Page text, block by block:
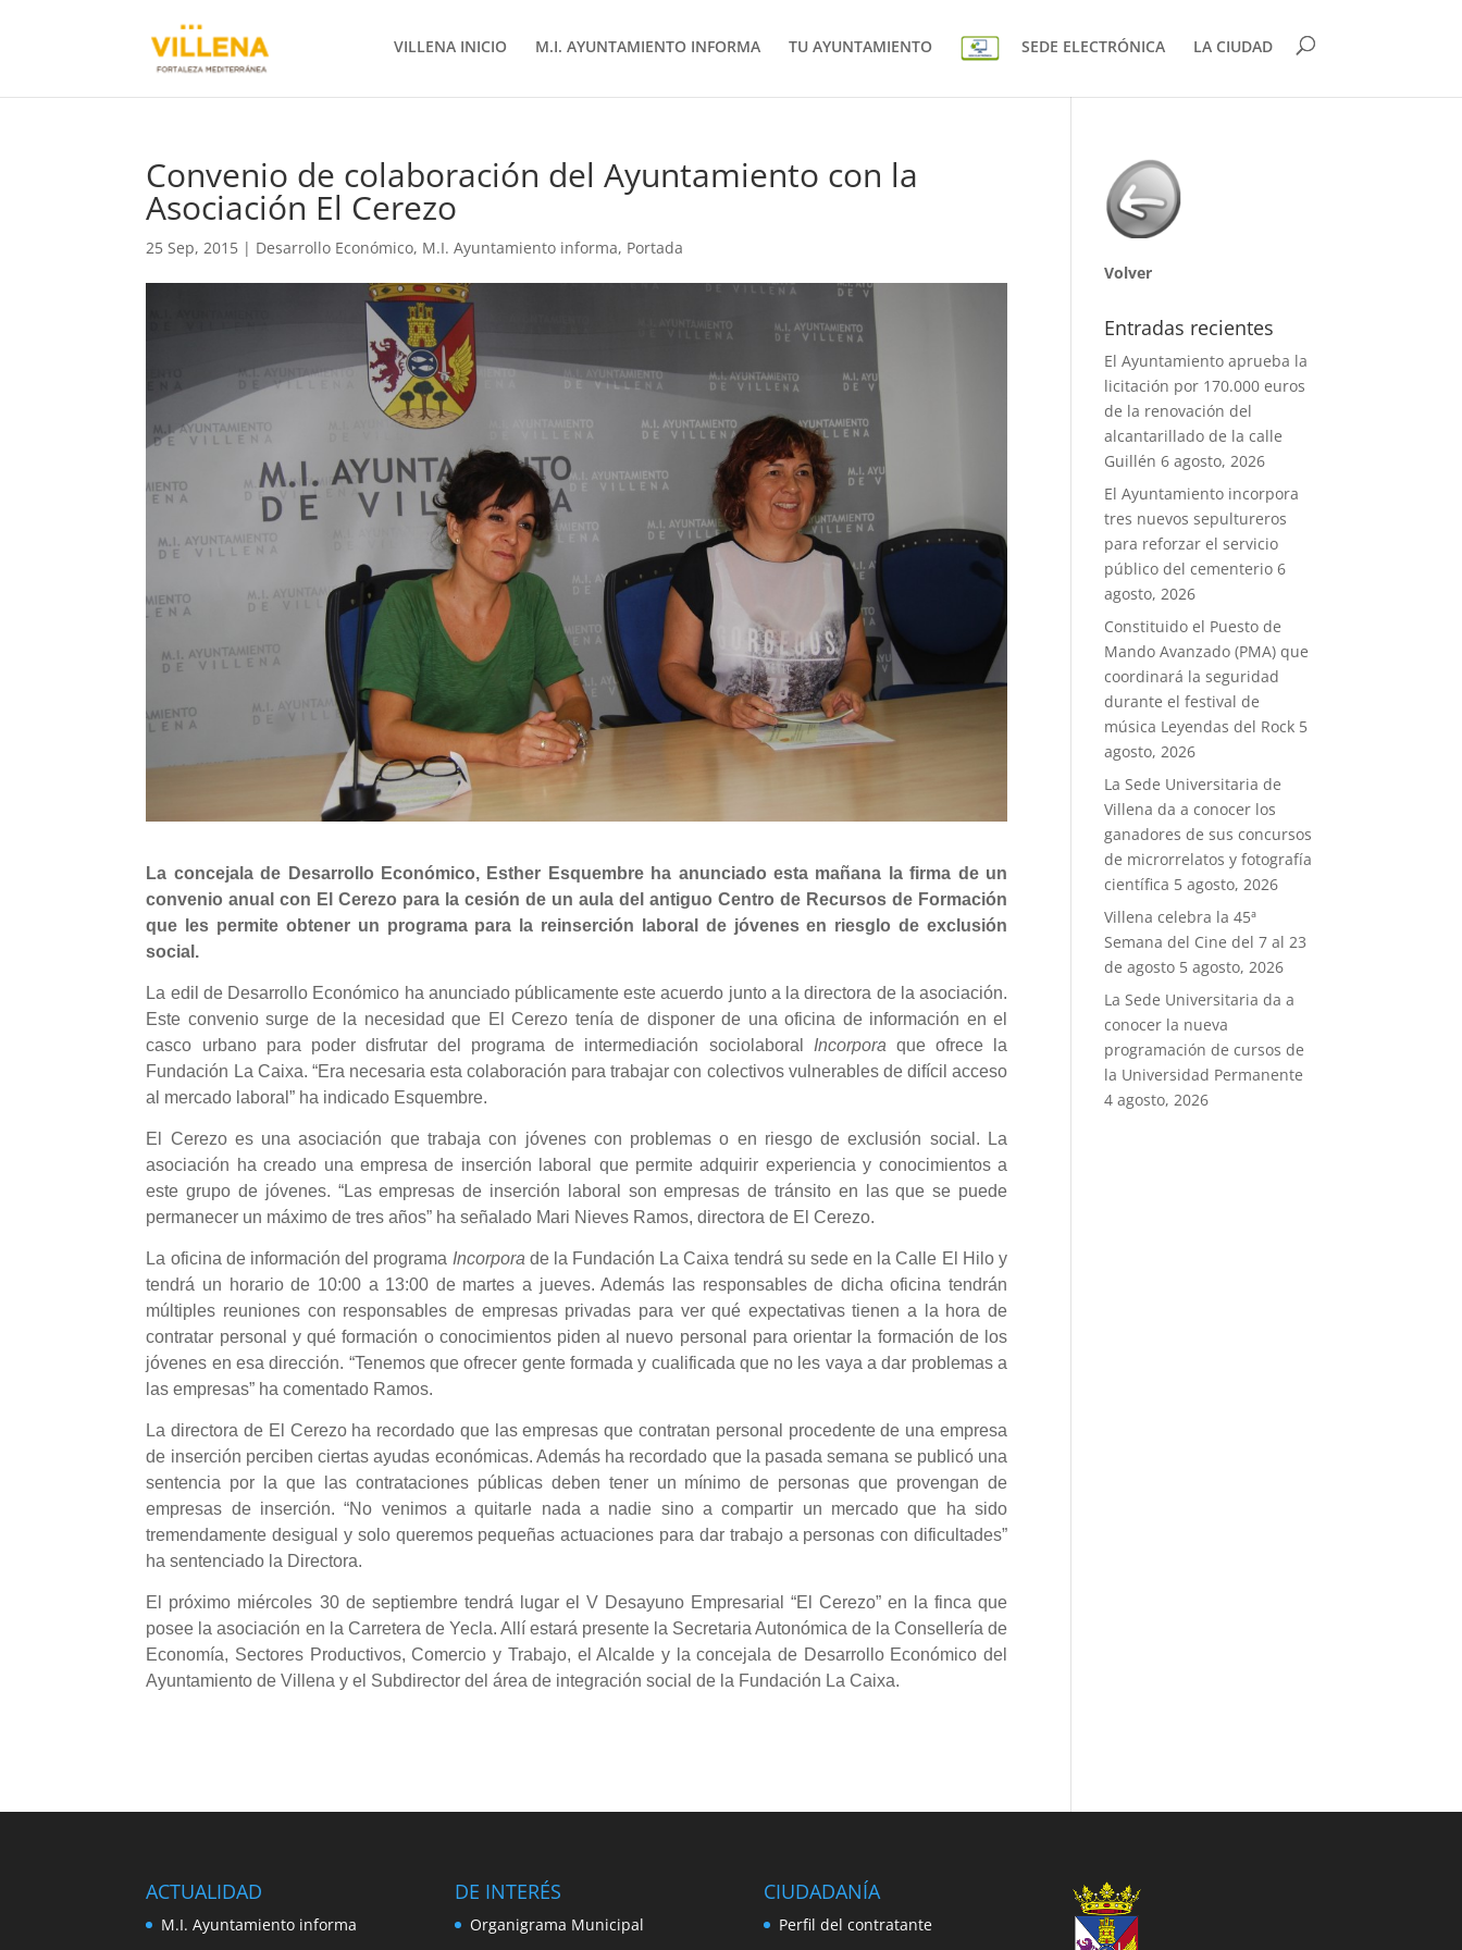
VILLENA INICIO M.I. AYUNTAMIENTO INFORMA TU AYUNTAMIENTO SEDE ELECTRÓNICA LA CIUDAD
Convenio de colaboración del Ayuntamiento con la
Asociación El Cerezo
25 Sep, 2015 | Desarrollo Económico, M.I. Ayuntamiento informa, Portada
La concejala de Desarrollo Económico, Esther Esquembre ha anunciado esta mañana la firma de un
convenio anual con El Cerezo para la cesión de un aula del antiguo Centro de Recursos de Formación
que les permite obtener un programa para la reinserción laboral de jóvenes en riesglo de exclusión
social.
La edil de Desarrollo Económico ha anunciado públicamente este acuerdo junto a la directora de la asociación.
Este convenio surge de la necesidad que El Cerezo tenía de disponer de una oficina de información en el
casco urbano para poder disfrutar del programa de intermediación sociolaboral Incorpora que ofrece la
Fundación La Caixa. “Era necesaria esta colaboración para trabajar con colectivos vulnerables de difícil acceso
al mercado laboral” ha indicado Esquembre.
El Cerezo es una asociación que trabaja con jóvenes con problemas o en riesgo de exclusión social. La
asociación ha creado una empresa de inserción laboral que permite adquirir experiencia y conocimientos a
este grupo de jóvenes. “Las empresas de inserción laboral son empresas de tránsito en las que se puede
permanecer un máximo de tres años” ha señalado Mari Nieves Ramos, directora de El Cerezo.
La oficina de información del programa Incorpora de la Fundación La Caixa tendrá su sede en la Calle El Hilo y
tendrá un horario de 10:00 a 13:00 de martes a jueves. Además las responsables de dicha oficina tendrán
múltiples reuniones con responsables de empresas privadas para ver qué expectativas tienen a la hora de
contratar personal y qué formación o conocimientos piden al nuevo personal para orientar la formación de los
jóvenes en esa dirección. “Tenemos que ofrecer gente formada y cualificada que no les vaya a dar problemas a
las empresas” ha comentado Ramos.
La directora de El Cerezo ha recordado que las empresas que contratan personal procedente de una empresa
de inserción perciben ciertas ayudas económicas. Además ha recordado que la pasada semana se publicó una
sentencia por la que las contrataciones públicas deben tener un mínimo de personas que provengan de
empresas de inserción. “No venimos a quitarle nada a nadie sino a compartir un mercado que ha sido
tremendamente desigual y solo queremos pequeñas actuaciones para dar trabajo a personas con dificultades”
ha sentenciado la Directora.
El próximo miércoles 30 de septiembre tendrá lugar el V Desayuno Empresarial “El Cerezo” en la finca que
posee la asociación en la Carretera de Yecla. Allí estará presente la Secretaria Autonómica de la Consellería de
Economía, Sectores Productivos, Comercio y Trabajo, el Alcalde y la concejala de Desarrollo Económico del
Ayuntamiento de Villena y el Subdirector del área de integración social de la Fundación La Caixa.
Volver
Entradas recientes
El Ayuntamiento aprueba la
licitación por 170.000 euros
de la renovación del
alcantarillado de la calle
Guillén 6 agosto, 2026
El Ayuntamiento incorpora
tres nuevos sepultureros
para reforzar el servicio
público del cementerio 6
agosto, 2026
Constituido el Puesto de
Mando Avanzado (PMA) que
coordinará la seguridad
durante el festival de
música Leyendas del Rock 5
agosto, 2026
La Sede Universitaria de
Villena da a conocer los
ganadores de sus concursos
de microrrelatos y fotografía
científica 5 agosto, 2026
Villena celebra la 45ª
Semana del Cine del 7 al 23
de agosto 5 agosto, 2026
La Sede Universitaria da a
conocer la nueva
programación de cursos de
la Universidad Permanente
4 agosto, 2026
ACTUALIDAD
M.I. Ayuntamiento informa
DE INTERÉS
Organigrama Municipal
CIUDADANÍA
Perfil del contratante